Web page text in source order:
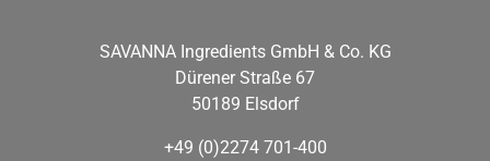
SAVANNA Ingredients GmbH & Co. KG
Dürener Straße 67
50189 Elsdorf
+49 (0)2274 701-400